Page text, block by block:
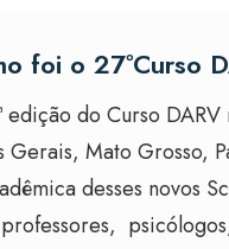
foi o 27ºCurso
edição do Curso
Gerais, Mato Grosso,
desses novos